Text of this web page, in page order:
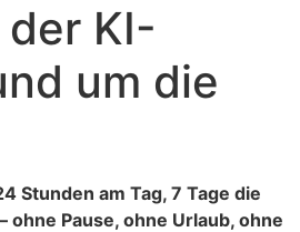
KI-
um die
Stunden am Tag, 7 Tage die
ohne Pause, ohne Urlaub, ohne